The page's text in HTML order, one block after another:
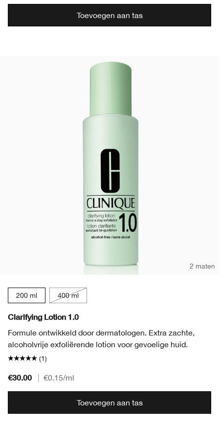
Toevoegen aan tas
2 maten
200 ml 400 ml
Clarifying Lotion 1.0
Formule ontwikkeld door dermatologen. Extra zachte,
alcoholvrije exfoliërende lotion voor gevoelige huid.
(1)
€30.00 €0.15/ml
Toevoegen aan tas